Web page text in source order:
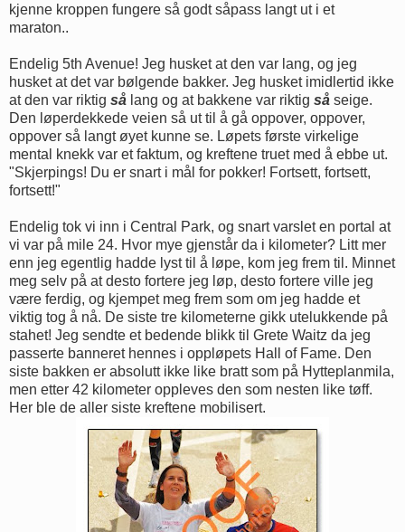
kjenne kroppen fungere så godt såpass langt ut i et
maraton..
Endelig 5th Avenue! Jeg husket at den var lang, og jeg
husket at det var bølgende bakker. Jeg husket imidlertid ikke
at den var riktig så lang og at bakkene var riktig så seige.
Den løperdekkede veien så ut til å gå oppover, oppover,
oppover så langt øyet kunne se. Løpets første virkelige
mental knekk var et faktum, og kreftene truet med å ebbe ut.
"Skjerpings! Du er snart i mål for pokker! Fortsett, fortsett,
fortsett!"
Endelig tok vi inn i Central Park, og snart varslet en portal at
vi var på mile 24. Hvor mye gjenstår da i kilometer? Litt mer
enn jeg egentlig hadde lyst til å løpe, kom jeg frem til. Minnet
meg selv på at desto fortere jeg løp, desto fortere ville jeg
være ferdig, og kjempet meg frem som om jeg hadde et
viktig tog å nå. De siste tre kilometerne gikk utelukkende på
stahet! Jeg sendte et bedende blikk til Grete Waitz da jeg
passerte banneret hennes i oppløpets Hall of Fame. Den
siste bakken er absolutt ikke like bratt som på Hytteplanmila,
men etter 42 kilometer oppleves den som nesten like tøff.
Her ble de aller siste kreftene mobilisert.